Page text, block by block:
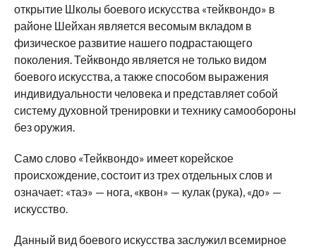
открытие Школы боевого искусства «тейквондо» в
районе Шейхан является весомым вкладом в
физическое развитие нашего подрастающего
поколения. Тейквондо является не только видом
боевого искусства, а также способом выражения
индивидуальности человека и представляет собой
систему духовной тренировки и технику самообороны
без оружия.
Само слово «Тейквондо» имеет корейское
происхождение, состоит из трех отдельных слов и
означает: «таэ» — нога, «квон» — кулак (рука), «до» —
искусство.
Данный вид боевого искусства заслужил всемирное